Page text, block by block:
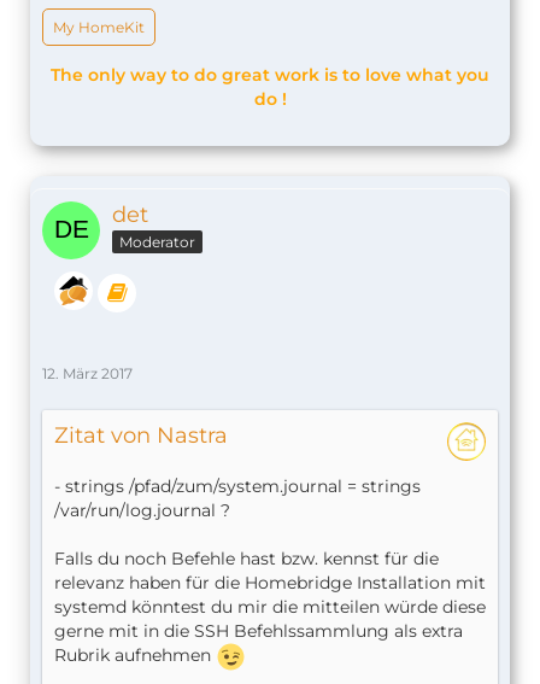
My HomeKit
The only way to do great work is to love what you
do !
det
Moderator
12. März 2017
Zitat von Nastra
- strings /pfad/zum/system.journal = strings
/var/run/log.journal ?
Falls du noch Befehle hast bzw. kennst für die
relevanz haben für die Homebridge Installation mit
systemd könntest du mir die mitteilen würde diese
gerne mit in die SSH Befehlssammlung als extra
Rubrik aufnehmen